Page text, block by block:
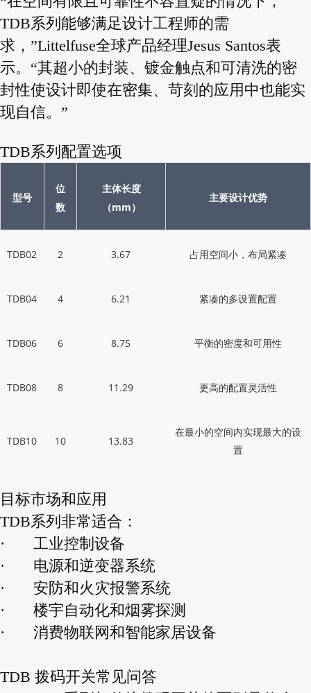
TDB系列能够满足设计工程师的需
求，”Littelfuse全球产品经理Jesus Santos表
示。“其超小的封装、镀金触点和可清洗的密
封性使设计即使在密集、苛刻的应用中也能实
现自信。”
TDB系列配置选项
型号
位
数
主体长度
（mm ）
主要设计优势
TDB02 2 3.67 占用空间小，布局紧凑
TDB04 4 6.21 紧凑的多设置配置
TDB06 6 8.75 平衡的密度和可用性
TDB08 8 11.29 更高的配置灵活性
TDB10 10 13.83
在最小的空间内实现最大的设
置
目标市场和应用
TDB系列非常适合：
·
工业控制设备
·
电源和逆变器系统
·
安防和火灾报警系统
·
楼宇自动化和烟雾探测
·
消费物联网和智能家居设备
TDB 拨码开关常见问答